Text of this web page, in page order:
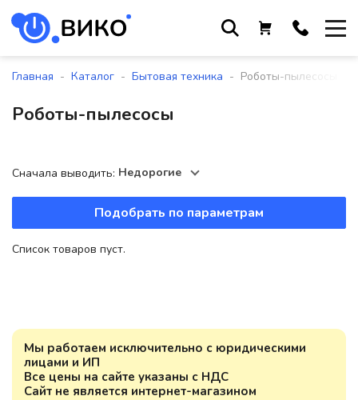
с понедельника по пятницу
+375 29 861 18 28
По всем вопросам
sales@viko-t.by
17, пом. 38, оф. №1
Главная - Каталог - Бытовая техника - Роботы-пылесосы
Роботы-пылесосы
Мы работаем исключительно с юридическими
лицами и ИП
Все цены на сайте указаны с НДС
Сайт не является интернет-магазином
Сначала выводить: Недорогие
Подобрать по параметрам
Список товаров пуст.